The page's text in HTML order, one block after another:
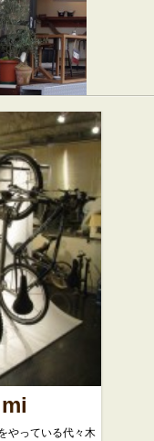
★★☆
店
★★☆
やっている代々木